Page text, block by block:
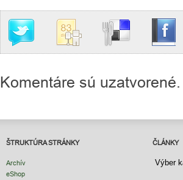
Komentáre sú uzatvorené.
ŠTRUKTÚRA STRÁNKY
Archív
eShop
ČLÁNKY
ČLÁNKY